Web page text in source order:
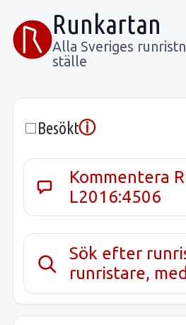
Runkartan
Alla Sveriges
ställe
Besöktⓘ
Kommentera
L2016:4506
Sök efter
runristare,